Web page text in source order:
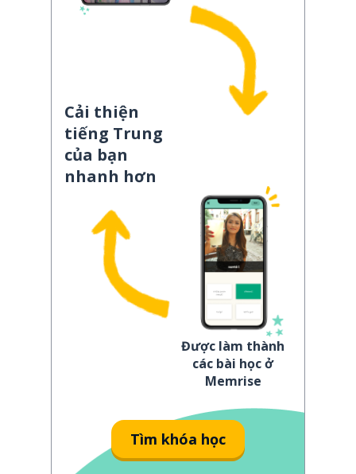
Cải thiện
tiếng Trung
của bạn
nhanh hơn
Được làm thành
các bài học ở
Memrise
Tìm khóa học